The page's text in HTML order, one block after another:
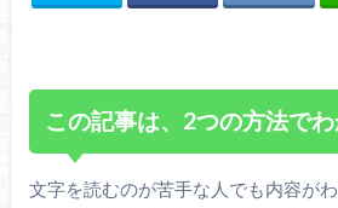
この記事は、2つの方法で
文字を読むのが苦手な人でも内容が